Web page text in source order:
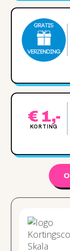
€ 1,-
KORTING